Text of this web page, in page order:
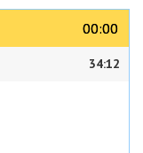
00:00
00:00
34:12